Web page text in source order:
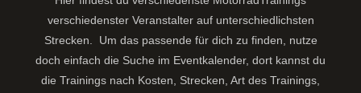
verschiedenster Veranstalter auf unterschiedlichsten
Strecken. Um das passende für dich zu finden, nutze
doch einfach die Suche im Eventkalender, dort kannst du
die Trainings nach Kosten, Strecken, Art des Trainings,